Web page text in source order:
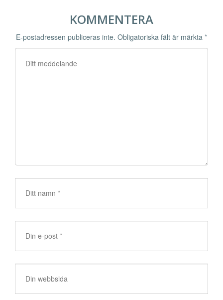
KOMMENTERA
E-postadressen publiceras inte. Obligatoriska fält är märkta *